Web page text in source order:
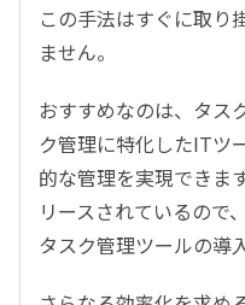
この手法はすぐに取り
ません。
おすすめなのは、タス
ク管理に特化したITツ
的な管理を実現できま
リースされているので
タスク管理ツールの導